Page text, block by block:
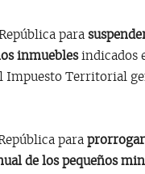
para
inmueblesindicados
Impuesto Territorial
para prorrogar
de los pequeños